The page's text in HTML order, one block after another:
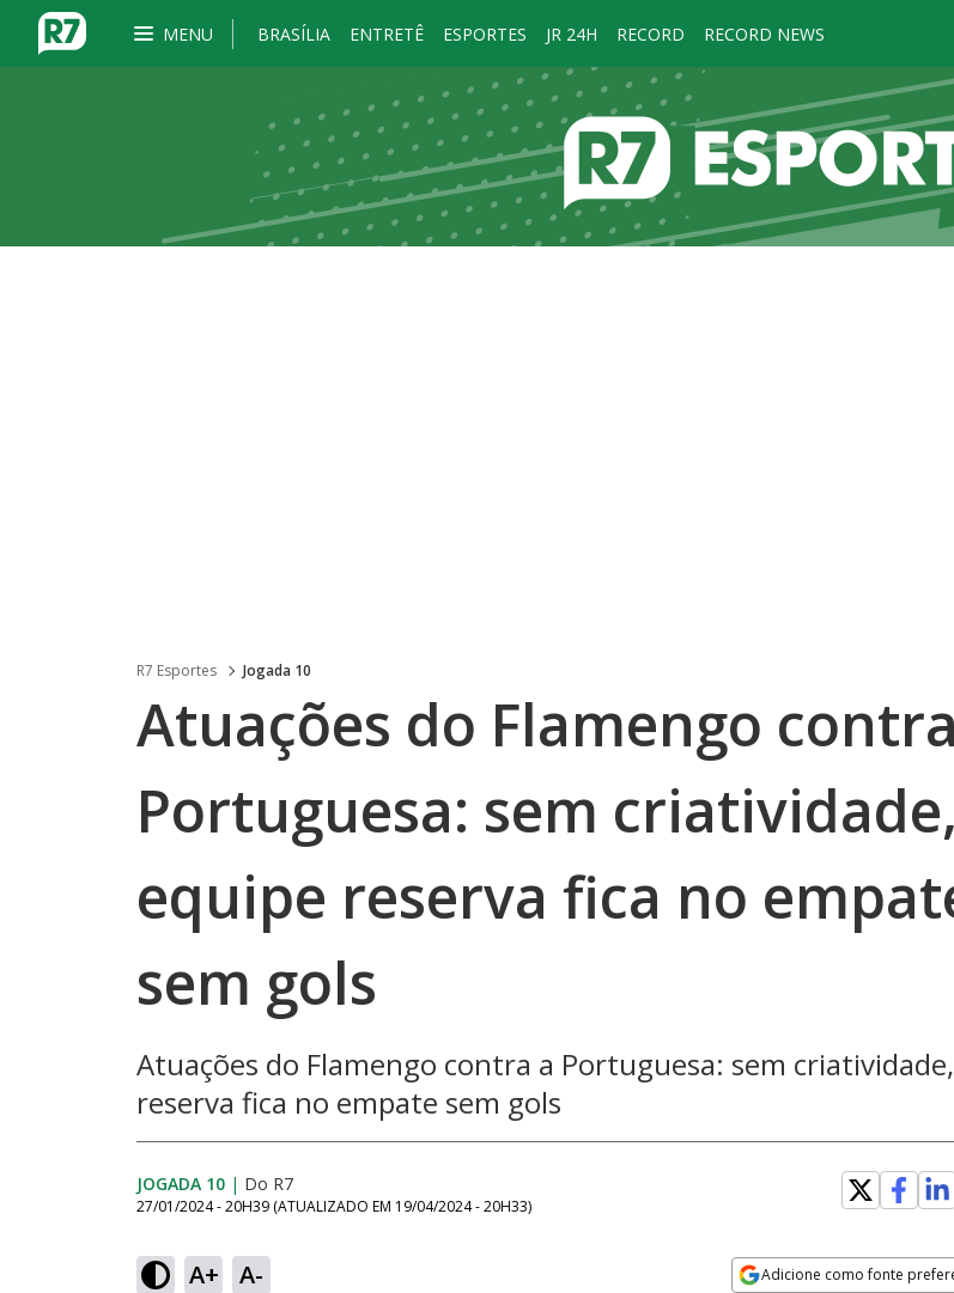
MENU BRASÍLIA ENTRETÊ ESPORTES JR 24H RECORD RECORD NEWS
R7 Esportes Jogada 10
Atuações do Flamengo
Portuguesa: sem criatividade,
equipe reserva fica no
sem gols
Atuações do Flamengo contra a Portuguesa: sem
reserva fica no empate sem gols
JOGADA 10 | Do R7
27/01/2024 - 20H39 (ATUALIZADO EM 19/04/2024 - 20H33)
A+ A- Adicione como fonte